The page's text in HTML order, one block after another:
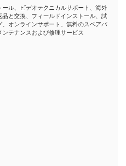
ール、ビデオテクニカルサポート、海外
品と交換、フィールドインストール、試
、オンラインサポート、無料のスペアパ
ンテナンスおよび修理サービス